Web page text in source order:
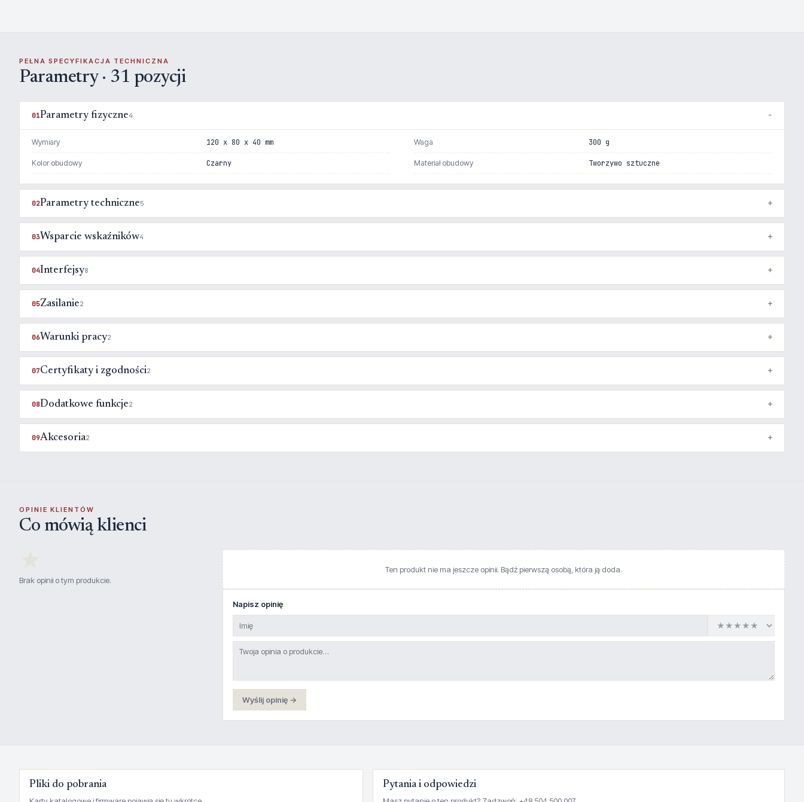
PEŁNA SPECYFIKACJA TECHNICZNA
Parametry · 31 pozycji
01Parametry fizyczne4
Wymiary 120 x 80 x 40 mm Waga 300 g
Kolor obudowy Czarny Materiał obudowy Tworzywo sztuczne
02Parametry techniczne5
03Wsparcie wskaźników4
04Interfejsy8
05Zasilanie2
06Warunki pracy2
07Certyfikaty i zgodności2
08Dodatkowe funkcje2
09Akcesoria2
OPINIE KLIENTÓW
Co mówią klienci
Brak opinii o tym produkcie.
Ten produkt nie ma jeszcze opinii. Bądź pierwszą osobą, która ją doda.
Napisz opinię
Wyślij opinię →
Pliki do pobrania Pytania i odpowiedzi